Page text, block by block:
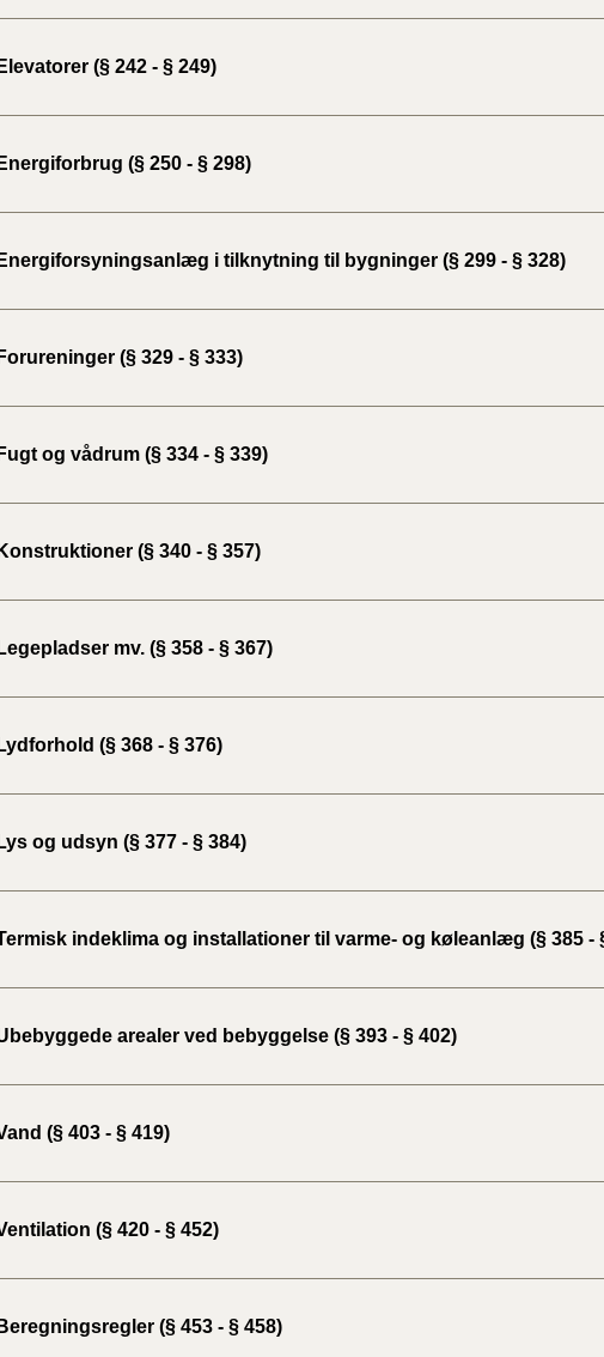
BR15
Elevatorer (§ 242 - § 249)
Energiforbrug (§ 250 - § 298)
Energiforsyningsanlæg i tilknytning til bygninger (§ 299 - § 328)
Forureninger (§ 329 - § 333)
Fugt og vådrum (§ 334 - § 339)
Konstruktioner (§ 340 - § 357)
Legepladser mv. (§ 358 - § 367)
Lydforhold (§ 368 - § 376)
Lys og udsyn (§ 377 - § 384)
indeklima og installationer til varme- og køleanlæg (§ 385 -
arealer ved bebyggelse (§ 393 - § 402)
(§ 403 - § 419)
(§ 420 - § 452)
Beregningsregler (§ 453 - § 458)